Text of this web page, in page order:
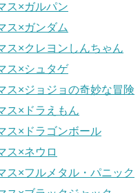
ス×ガルパン
ス×ガンダム
ス×クレヨンしんちゃん
ス×シュタゲ
ス×ジョジョの奇妙な冒険
ス×ドラえもん
ス×ドラゴンボール
ス×ネウロ
ス×フルメタル・パニック